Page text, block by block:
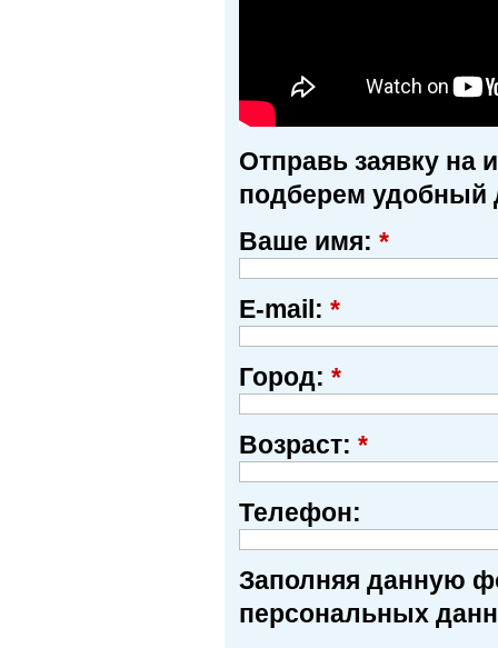
Отправь заявку на
подберем удобный
Ваше имя: *
E-mail: *
Город: *
Возраст: *
Телефон:
Заполняя данную
персональных